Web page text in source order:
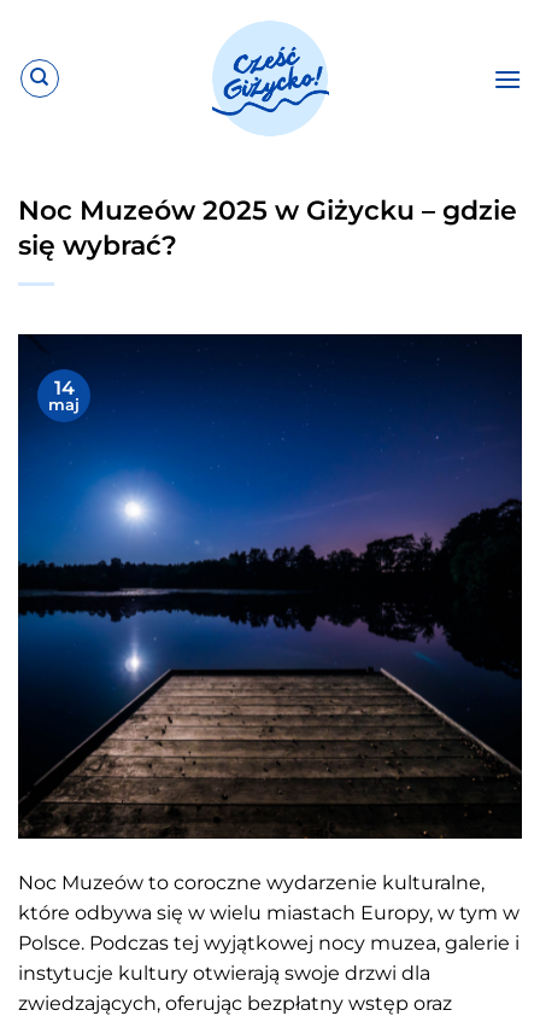
zawartości
Noc Muzeów 2025 w Giżycku – gdzie
się wybrać?
14
maj
Noc Muzeów to coroczne wydarzenie kulturalne,
które odbywa się w wielu miastach Europy, w tym w
Polsce. Podczas tej wyjątkowej nocy muzea, galerie i
instytucje kultury otwierają swoje drzwi dla
zwiedzających, oferując bezpłatny wstęp oraz